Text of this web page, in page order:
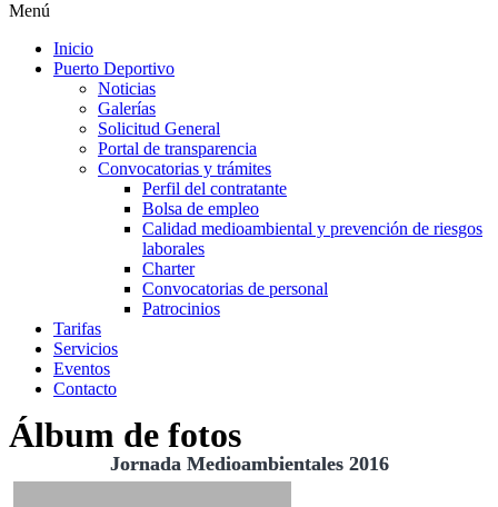
Menú
Inicio
Puerto Deportivo
Noticias
Galerías
Solicitud General
Portal de transparencia
Convocatorias y trámites
Perfil del contratante
Bolsa de empleo
Calidad medioambiental y prevención de riesgos
laborales
Charter
Convocatorias de personal
Patrocinios
Tarifas
Servicios
Eventos
Contacto
Álbum de fotos
Jornada Medioambientales 2016